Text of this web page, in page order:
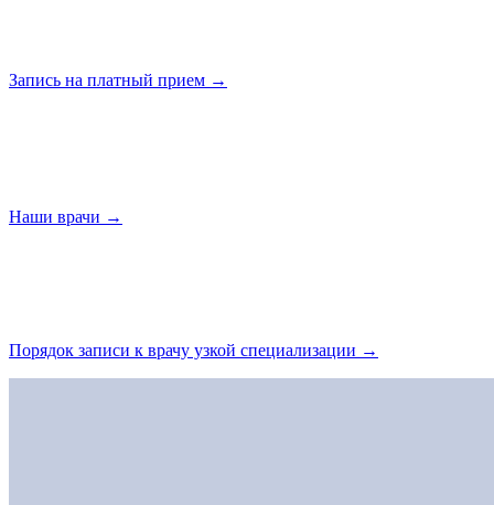
Запись на платный прием →
Наши врачи →
Порядок записи к врачу узкой специализации →